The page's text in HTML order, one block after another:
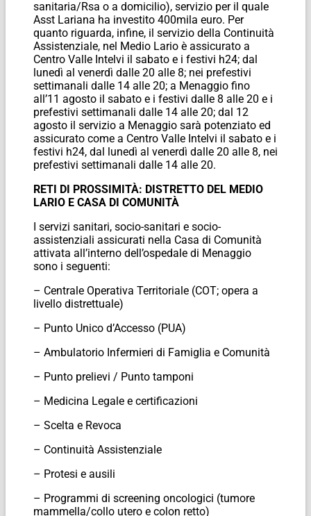
sanitaria/Rsa o a domicilio), servizio per il quale
Asst Lariana ha investito 400mila euro. Per
quanto riguarda, infine, il servizio della Continuità
Assistenziale, nel Medio Lario è assicurato a
Centro Valle Intelvi il sabato e i festivi h24; dal
lunedì al venerdì dalle 20 alle 8; nei prefestivi
settimanali dalle 14 alle 20; a Menaggio fino
all’11 agosto il sabato e i festivi dalle 8 alle 20 e i
prefestivi settimanali dalle 14 alle 20; dal 12
agosto il servizio a Menaggio sarà potenziato ed
assicurato come a Centro Valle Intelvi il sabato e i
festivi h24, dal lunedì al venerdì dalle 20 alle 8, nei
prefestivi settimanali dalle 14 alle 20.
RETI DI PROSSIMITÀ: DISTRETTO DEL MEDIO
LARIO E CASA DI COMUNITÀ
I servizi sanitari, socio-sanitari e socio-
assistenziali assicurati nella Casa di Comunità
attivata all’interno dell’ospedale di Menaggio
sono i seguenti:
– Centrale Operativa Territoriale (COT; opera a
livello distrettuale)
– Punto Unico d’Accesso (PUA)
– Ambulatorio Infermieri di Famiglia e Comunità
– Punto prelievi / Punto tamponi
– Medicina Legale e certificazioni
– Scelta e Revoca
– Continuità Assistenziale
– Protesi e ausili
– Programmi di screening oncologici (tumore
mammella/collo utero e colon retto)